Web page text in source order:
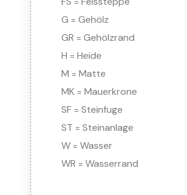
G = Gehölz
GR = Gehölzrand
H = Heide
M = Matte
MK = Mauerkrone
SF = Steinfuge
ST = Steinanlage
W = Wasser
WR = Wasserrand